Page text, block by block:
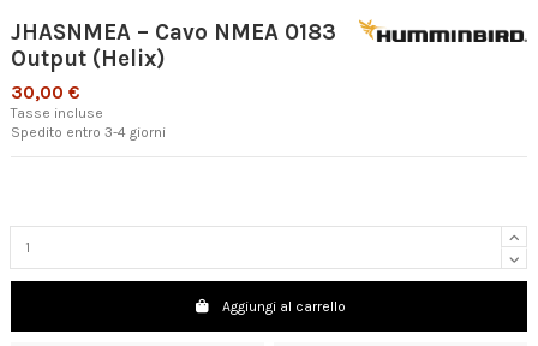
JHASNMEA – Cavo NMEA 0183
Output (Helix)
30,00 €
Tasse incluse
Spedito entro 3-4 giorni
Aggiungi al carrello